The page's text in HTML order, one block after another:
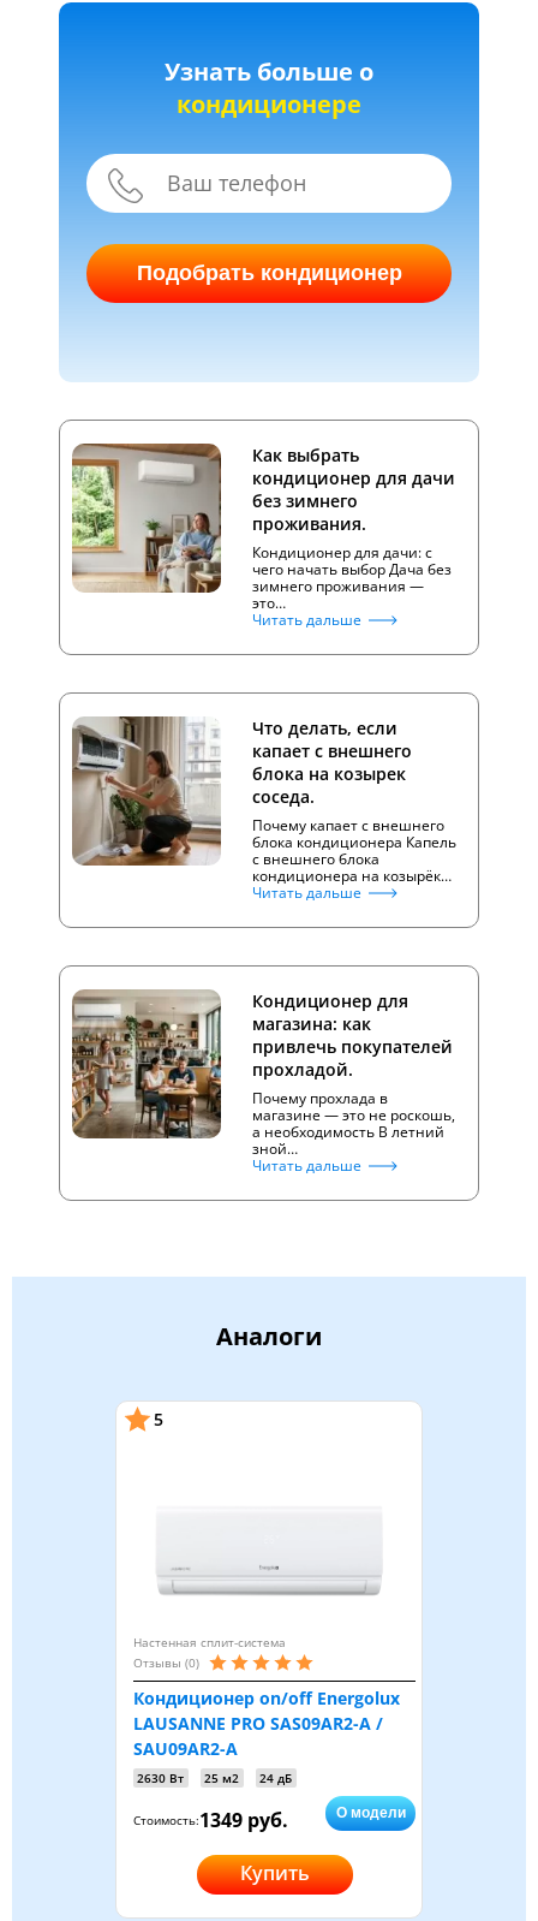
Узнать больше о
кондиционере
Подобрать кондиционер
Как выбрать
кондиционер для дачи
без зимнего
проживания.
Кондиционер для дачи: с
чего начать выбор Дача без
зимнего проживания —
это…
Читать дальше
Что делать, если
капает с внешнего
блока на козырек
соседа.
Почему капает с внешнего
блока кондиционера Капель
с внешнего блока
кондиционера на козырёк…
Читать дальше
Кондиционер для
магазина: как
привлечь покупателей
прохладой.
Почему прохлада в
магазине — это не роскошь,
а необходимость В летний
зной…
Читать дальше
Аналоги
5
Настенная сплит-система
Отзывы (0)
Кондиционер on/off Energolux
LAUSANNE PRO SAS09AR2-A /
SAU09AR2-A
2630 Вт 25 м2 24 дБ
Стоимость:1349 руб. О модели
Купить